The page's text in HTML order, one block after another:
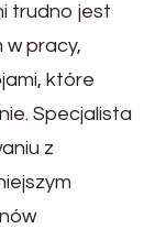
trudno jest
pracy,
które
Specjalista
z